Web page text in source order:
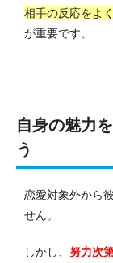
相手の反応をよ
が重要です。
自身の魅力
う
恋愛対象外から
せん。
しかし、努力次